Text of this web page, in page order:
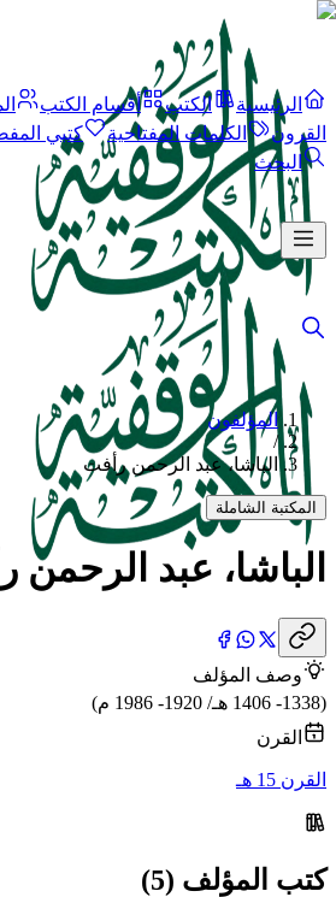
الرئيسية الكتب أقسام الكتب
القرون
الكلمات المفتاحية
كتبي
البحث
المؤلفون
/
الباشا، عبد الرحمن رأفت
المكتبة الشاملة
الباشا، عبد الرحمن
وصف المؤلف
(1338- 1406 هـ/ 1920- 1986 م)
القرن
القرن 15 هـ
كتب المؤلف (5)